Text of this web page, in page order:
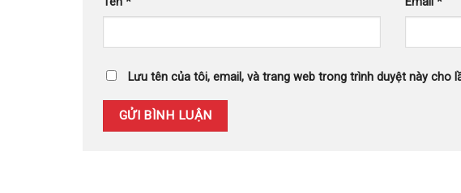
Lưu tên của tôi, email, và trang web trong trình duyệt này cho